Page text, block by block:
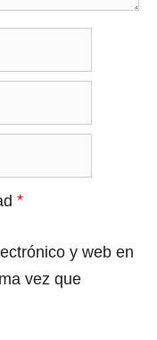
*
y web en
vez que